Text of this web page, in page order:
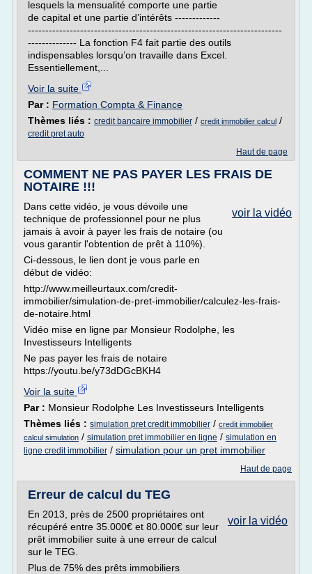
lesquels la mensualité comporte une partie
de capital et une partie d’intérêts -------------
-------------------------------------------------------------------------
-------------- La fonction F4 fait partie des outils
indispensables lorsqu’on travaille dans Excel.
Essentiellement,...
Voir la suite
Par : Formation Compta & Finance
Thèmes liés : credit bancaire immobilier / credit immobilier calcul /
credit pret auto
Haut de page
COMMENT NE PAS PAYER LES FRAIS DE
NOTAIRE !!!
voir la vidéo
Dans cette vidéo, je vous dévoile une
technique de professionnel pour ne plus
jamais à avoir à payer les frais de notaire (ou
vous garantir l'obtention de prêt à 110%).
Ci-dessous, le lien dont je vous parle en
début de vidéo:
http://www.meilleurtaux.com/credit-
immobilier/simulation-de-pret-immobilier/calculez-les-frais-
de-notaire.html
Vidéo mise en ligne par Monsieur Rodolphe, les
Investisseurs Intelligents
Ne pas payer les frais de notaire
https://youtu.be/y73dDGcBKH4
Voir la suite
Par : Monsieur Rodolphe Les Investisseurs Intelligents
Thèmes liés : simulation pret credit immobilier / credit immobilier
calcul simulation / simulation pret immobilier en ligne / simulation en
ligne credit immobilier / simulation pour un pret immobilier
Haut de page
Erreur de calcul du TEG
voir la vidéo
En 2013, près de 2500 propriétaires ont
récupéré entre 35.000€ et 80.000€ sur leur
prêt immobilier suite à une erreur de calcul
sur le TEG.
Plus de 75% des prêts immobiliers